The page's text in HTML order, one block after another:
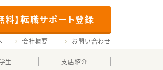
料】転職サポート登録
会社概要 お問い合わせ
生 支店紹介